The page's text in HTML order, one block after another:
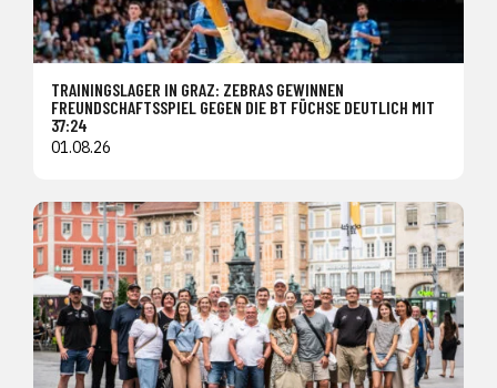
TRAININGSLAGER IN GRAZ: ZEBRAS GEWINNEN
FREUNDSCHAFTSSPIEL GEGEN DIE BT FÜCHSE DEUTLICH MIT
37:24
01.08.26